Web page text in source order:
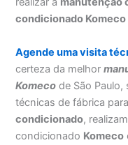
condicionado Komeco
Agende uma visita
certeza da melhor
Komeco de São
técnicas de fábrica
condicionado,
condicionado Komeco